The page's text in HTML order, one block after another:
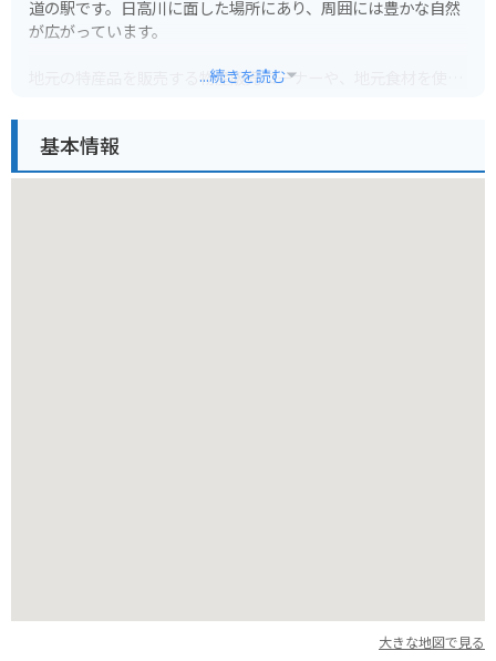
道の駅です。日高川に面した場所にあり、周囲には豊かな自然
が広がっています。
地元の特産品を販売する物産販売コーナーや、地元食材を使っ
な鮎料理を楽しむことができます。
...続きを読む
基本情報
大きな地図で見る